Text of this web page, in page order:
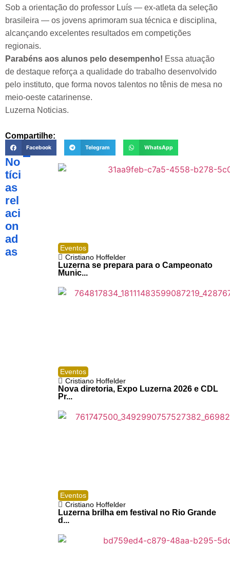
Sob a orientação do professor Luís — ex-atleta da seleção
brasileira — os jovens aprimoram sua técnica e disciplina,
alcançando excelentes resultados em competições
regionais.
Parabéns aos alunos pelo desempenho! Essa atuação
de destaque reforça a qualidade do trabalho desenvolvido
pelo instituto, que forma novos talentos no tênis de mesa no
meio-oeste catarinense.
Luzerna Noticias.
Compartilhe:
Facebook Telegram WhatsApp
No
tíci
as
rel
aci
on
ad
as
Eventos
Cristiano Hoffelder
Luzerna se prepara para o Campeonato
Munic...
Eventos
Cristiano Hoffelder
Nova diretoria, Expo Luzerna 2026 e CDL
Pr...
Eventos
Cristiano Hoffelder
Luzerna brilha em festival no Rio Grande
d...